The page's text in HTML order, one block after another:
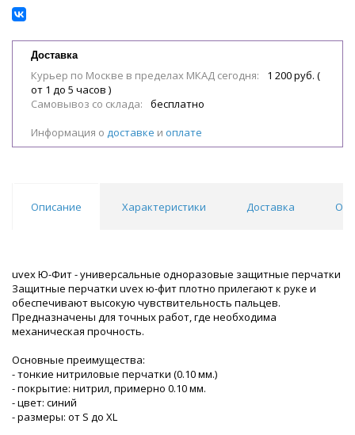
Доставка
Курьер по Москве в пределах МКАД сегодня:
1 200 руб. (
от 1 до 5 часов )
Самовывоз со склада:
бесплатно
Информация о доставке и оплате
Описание Характеристики Доставка
uvex Ю-Фит - универсальные одноразовые защитные перчатки
Защитные перчатки uvex ю-фит плотно прилегают к руке и
обеспечивают высокую чувствительность пальцев.
Предназначены для точных работ, где необходима
механическая прочность.
Основные преимущества:
- тонкие нитриловые перчатки (0.10 мм.)
- покрытие: нитрил, примерно 0.10 мм.
- цвет: синий
- размеры: от S до XL